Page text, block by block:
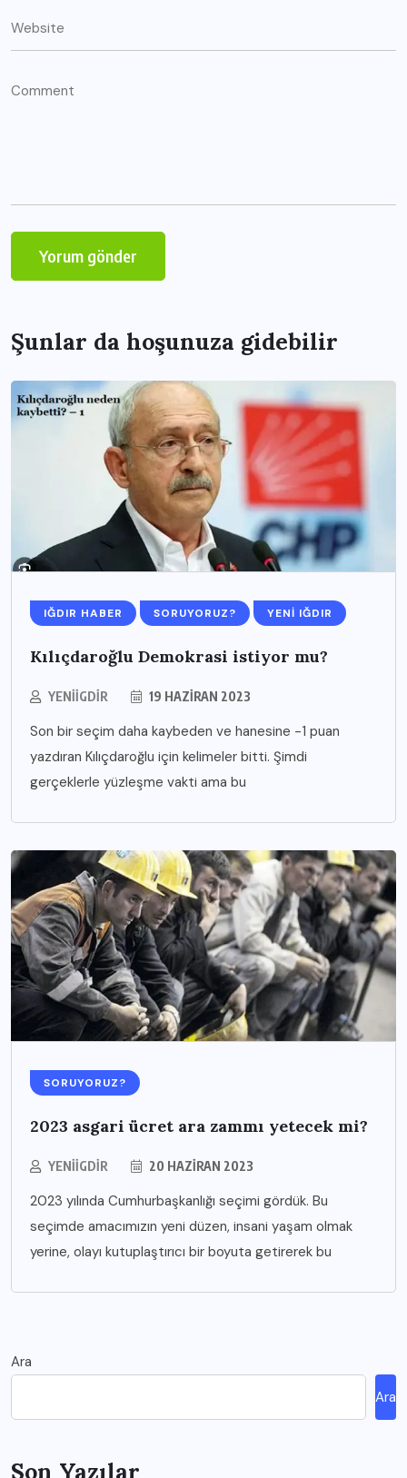
Şunlar da hoşunuza gidebilir
IĞDIR HABER SORUYORUZ? YENI IĞDIR
Kılıçdaroğlu Demokrasi istiyor mu?
YENIIGDIR 19 HAZIRAN 2023
Son bir seçim daha kaybeden ve hanesine -1 puan
yazdıran Kılıçdaroğlu için kelimeler bitti. Şimdi
gerçeklerle yüzleşme vakti ama bu
SORUYORUZ?
2023 asgari ücret ara zammı yetecek mi?
YENIIGDIR 20 HAZIRAN 2023
2023 yılında Cumhurbaşkanlığı seçimi gördük. Bu
seçimde amacımızın yeni düzen, insani yaşam olmak
yerine, olayı kutuplaştırıcı bir boyuta getirerek bu
Ara
Ara
Son Yazılar